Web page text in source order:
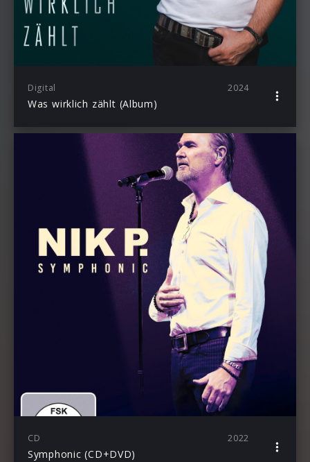
Digital 2024
Was wirklich zählt (Album)
CD 2022
Symphonic (CD+DVD)